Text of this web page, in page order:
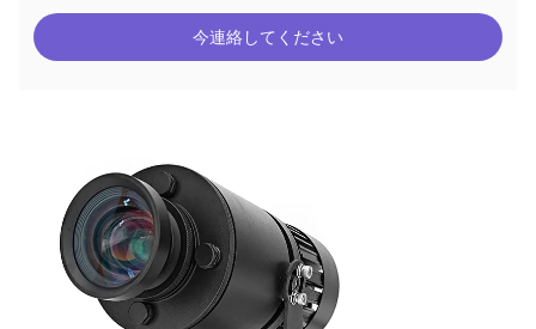
今連絡してください